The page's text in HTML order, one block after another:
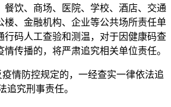
餐饮、商场、医院、学校、酒店、交通
楼、金融机构、企业等公共场所责任单
行码人工查验和测温，对于因健康码查
传播的，将严肃追究相关单位责任。
情防控规定的，一经查实一律依法追
追究刑事责任。